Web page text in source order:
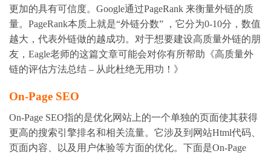
更加的具有可信度。Google通过PageRank 来衡量外链的质
量。PageRank本质上就是“外链分数” ，它分为0-10分，数值
越大，代表外链做的越成功。对于想要建设高质量外链的朋
友，Eagle老师的这篇文章可能会对你有所帮助 《高质量外
链的评估方法总结 – 从此杜绝无用功！》
On-Page SEO
On-Page SEO指的是优化网站上的一个单独的页面使其获得
更高的搜索引擎排名和相关流量。它涉及到网站Html代码、
页面内容、以及用户体验等方面的优化。下面是On-Page